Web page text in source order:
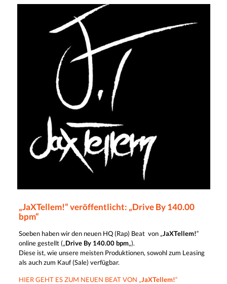
„JaXTellem!“ veröffentlicht: „Drive By 140.00
bpm“
Soeben haben wir den neuen HQ (Rap) Beat von „JaXTellem!“
online gestellt („Drive By 140.00 bpm„).
Diese ist, wie unsere meisten Produktionen, sowohl zum Leasing
als auch zum Kauf (Sale) verfügbar.
HIER GEHT ES ZUM NEUEN BEAT VON „JaXTellem!“